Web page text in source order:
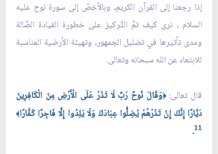
إذا رجعنا إلى القرآن الكريم، وبالأخصّ إلى سورة نوح عليه
السلام ، نرى كيف تمَّ التَّركيز على خطورة القيادة الضّالة
ومدى تأثيرها في تضليل الجمهور، وتهيئة الأرضية المناسبة
للابتعاد عن الله سبحانه وتعالى.
قال تعالى: ﴿وَقَالَ نُوحٌ رَبِّ لَا تَذَرْ عَلَى الْأَرْضِ مِنَ الْكَافِرِينَ
دَيَّارًا إِنَّكَ إِنْ تَذَرْهُمْ يُضِلُّوا عِبَادَكَ وَلَا يَلِدُوا إِلَّا فَاجِرًا كَفَّارًا﴾
11
.